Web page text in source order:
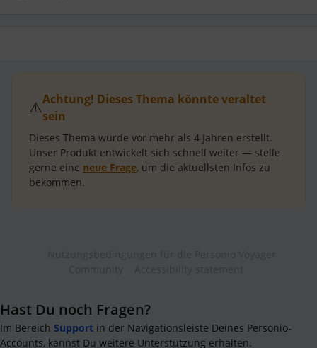
⚠️Achtung! Dieses Thema könnte veraltet
sein
Dieses Thema wurde vor mehr als 4 Jahren erstellt.
Unser Produkt entwickelt sich schnell weiter — stelle
gerne eine neue Frage, um die aktuellsten Infos zu
bekommen.
Hast Du noch Fragen?
Im Bereich Support in der Navigationsleiste Deines Personio-
Accounts, kannst Du weitere Unterstützung erhalten.